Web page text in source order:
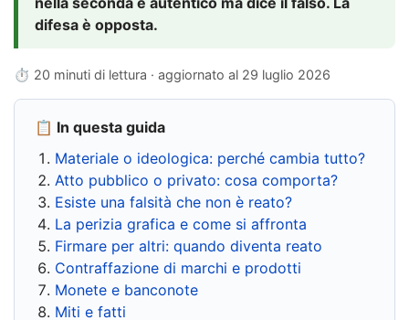
difesa è opposta.
⏱ 20 minuti di lettura · aggiornato al 29 luglio 2026
📋 In questa guida
Materiale o ideologica: perché cambia tutto?
Atto pubblico o privato: cosa comporta?
Esiste una falsità che non è reato?
La perizia grafica e come si affronta
Firmare per altri: quando diventa reato
Contraffazione di marchi e prodotti
Monete e banconote
Miti e fatti